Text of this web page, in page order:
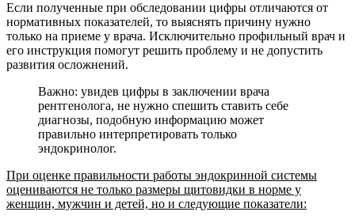
Если полученные при обследовании цифры отличаются от
нормативных показателей, то выяснять причину нужно
только на приеме у врача. Исключительно профильный врач и
его инструкция помогут решить проблему и не допустить
развития осложнений.
Важно: увидев цифры в заключении врача
рентгенолога, не нужно спешить ставить себе
диагнозы, подобную информацию может
правильно интерпретировать только
эндокринолог.
При оценке правильности работы эндокринной системы
оцениваются не только размеры щитовидки в норме у
женщин, мужчин и детей, но и следующие показатели: